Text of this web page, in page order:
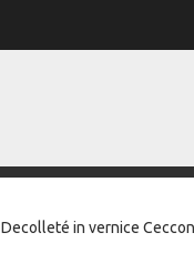
STORE
DESIGNERS
Decolleté in vernice